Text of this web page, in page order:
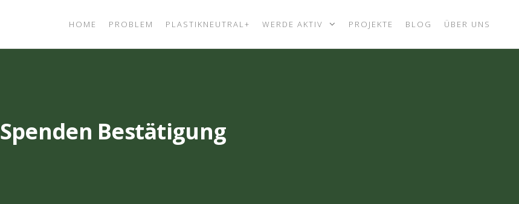
HOME PROBLEM PLASTIKNEUTRAL+ WERDE AKTIV PROJEKTE BLOG ÜBER UNS
Spenden Bestätigung